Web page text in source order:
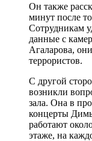
Он также
минут после
Сотрудникам
данные с
Агаларова,
террористов.
С другой
возникли
зала. Она в
концерты
работают
этаже, на